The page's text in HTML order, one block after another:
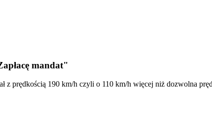
mandat"
prędkością 190 km/h czyli o 110 km/h więcej niż dozwolna